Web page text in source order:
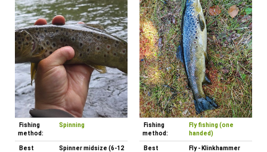
Fishing
method:
Spinning
Best
Spinner midsize (6-12
Fishing
method:
Fly fishing (one
handed)
Best
Fly - Klinkhammer